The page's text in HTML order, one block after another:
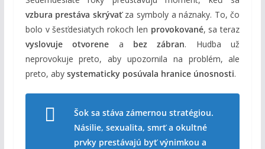
vzbura prestáva skrývaťza symboly a náznaky. To, čo
bolo v šesťdesiatych rokoch len provokované, sa teraz
vyslovuje otvorene a bez zábran. Hudba už
neprovokuje preto, aby upozornila na problém, ale
preto, aby systematicky posúvala hranice únosnosti.
Šok sa stáva zámernou stratégiou.
Násilie, sexualita, smrť a okultné
prvky prestávajú byť výnimkou a